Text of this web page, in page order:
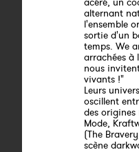
alternant
l'ensemble
sortie d'un
temps. We
arrachées à
nous
vivants !"
Leurs
oscillent
des origines
Mode,
(The
scène